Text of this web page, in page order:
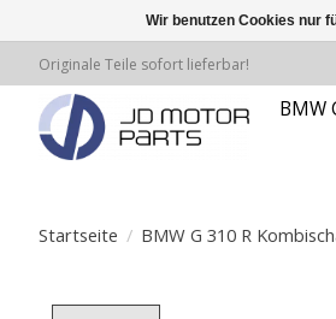
Originale Teile sofort lieferbar!
BMW
Startseite / BMW G 310 R
Wir benutzen Cookies nur